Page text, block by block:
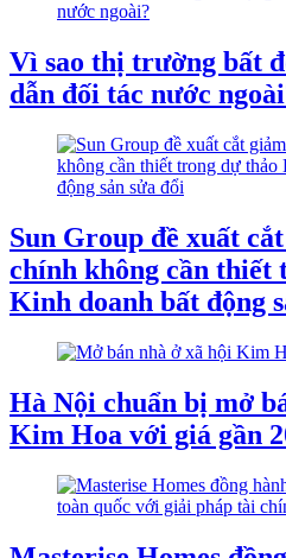
Vì sao thị trường bất
dẫn đối tác nước
Sun Group đề xuất
chính không cần thiết
Kinh doanh bất động
Hà Nội chuẩn bị mở
Kim Hoa với giá gần